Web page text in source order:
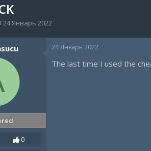
Д
т
а
н
а
а
24 Январь 2022
0
24 Январь 2022
The last time I used the